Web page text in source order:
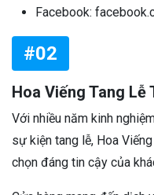
Facebook:
#02
Hoa Viếng Tang Lễ
Với nhiều năm kinh
sự kiện tang lễ, Hoa
chọn đáng tin cậy của